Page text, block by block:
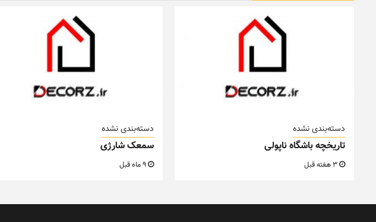
دسته‌بندی نشده
تاریخچه باشگاه ناپولی
دسته‌بندی نشده
سمعک شارژی
9 ماه قبل